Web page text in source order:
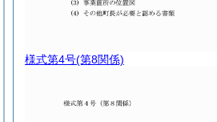
様式第4号(第8関係)